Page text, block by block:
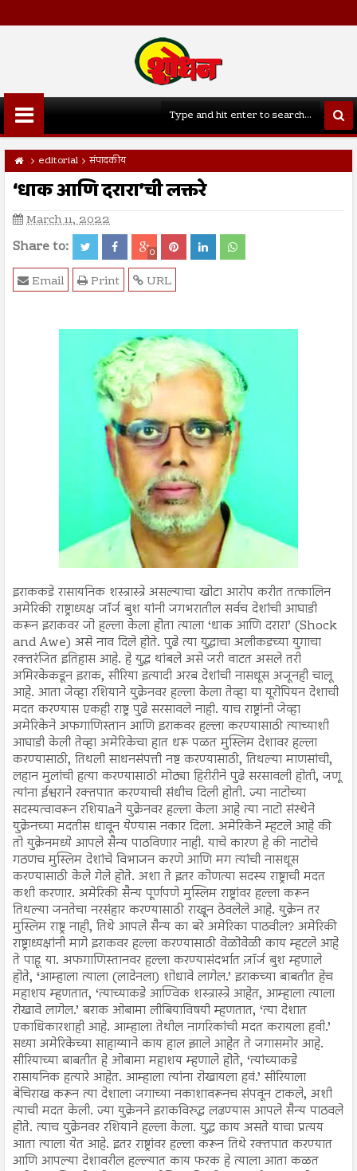
editorial संपादकीय
‘धाक आणि दरारा’ची लक्तरे
March 11, 2022
Share to: 0
URL
Print
Email
इराककडे रासायनिक शस्त्रास्त्रे असल्याचा खोटा आरोप करीत तत्कालिन
अमेरिकी राष्ट्राध्यक्ष जॉर्ज बुश यांनी जगभरातील सर्वच देशांची आघाडी
करून इराकवर जो हल्ला केला होता त्याला ‘धाक आणि दरारा’ (Shock
and Awe) असे नाव दिले होते. पुढे त्या युद्धाचा अलीकडच्या युगाचा
रक्तरंजित इतिहास आहे. हे युद्ध थांबले असे जरी वाटत असले तरी
अमिरकेकडून इराक, सीरिया इत्यादी अरब देशांची नासधूस अजूनही चालू
आहे. आता जेव्हा रशियाने युक्रेनवर हल्ला केला तेव्हा या यूरोपियन देशाची
मदत करण्यास एकही राष्ट्र पुढे सरसावले नाही. याच राष्ट्रांनी जेव्हा
अमेरिकेने अफगाणिस्तान आणि इराकवर हल्ला करण्यासाठी त्याच्याशी
आघाडी केली तेव्हा अमेरिकेचा हात धरू पळत मुस्लिम देशावर हल्ला
करण्यासाठी, तिथली साधनसंपत्ती नष्ट करण्यासाठी, तिथल्या माणसांची,
लहान मुलांची हत्या करण्यासाठी मोठ्या हिरीरीने पुढे सरसावली होती, जणू
त्यांना ईश्वराने रक्तपात करण्याची संधीच दिली होती. ज्या नाटोच्या
सदस्यत्वावरून रशियाaने युक्रेनवर हल्ला केला आहे त्या नाटो संस्थेने
युक्रेनच्या मदतीस धावून येण्यास नकार दिला. अमेरिकेने म्हटले आहे की
तो युक्रेनमध्ये आपले सैन्य पाठविणार नाही. याचे कारण हे की नाटोचे
गठणच मुस्लिम देशांचे विभाजन करणे आणि मग त्यांची नासधूस
करण्यासाठी केले गेले होते. अशा ते इतर कोणत्या सदस्य राष्ट्राची मदत
कशी करणार. अमेरिकी सैन्य पूर्णपणे मुस्लिम राष्ट्रांवर हल्ला करून
तिथल्या जनतेचा नरसंहार करण्यासाठी राखून ठेवलेले आहे. युक्रेन तर
मुस्लिम राष्ट्र नाही, तिथे आपले सैन्य का बरे अमेरिका पाठवील? अमेरिकी
राष्ट्राध्यक्षांनी मागे इराकवर हल्ला करण्यासाठी वेळोवेळी काय म्हटले आहे
ते पाहू या. अफगाणिस्तानवर हल्ला करण्यासंदर्भात ज़ॉर्ज बुश म्हणाले
होते, ‘आम्हाला त्याला (लादेनला) शोधावे लागेल.’ इराकच्या बाबतीत हेच
महाशय म्हणतात, ‘त्याच्याकडे आण्विक शस्त्रास्त्रे आहेत, आम्हाला त्याला
रोखावे लागेल.’ बराक ओबामा लीबियाविषयी म्हणतात, ‘त्या देशात
एकाधिकारशाही आहे. आम्हाला तेथील नागरिकांची मदत करायला हवी.’
सध्या अमेरिकेच्या साहाय्याने काय हाल झाले आहेत ते जगासमोर आहे.
सीरियाच्या बाबतीत हे ओबामा महाशय म्हणाले होते, ‘त्यांच्याकडे
रासायनिक हत्यारे आहेत. आम्हाला त्यांना रोखायला हवं.’ सीरियाला
बेचिराख करून त्या देशाला जगाच्या नकाशावरूनच संपवून टाकले, अशी
त्याची मदत केली. ज्या युक्रेनने इराकविरुद्ध लढण्यास आपले सैन्य पाठवले
होते. त्याच युक्रेनवर रशियाने हल्ला केला. युद्ध काय असते याचा प्रत्यय
आता त्याला येत आहे. इतर राष्ट्रांवर हल्ला करून तिथे रक्तपात करण्यात
आणि आपल्या देशावरील हल्ल्यात काय फरक हे त्याला आता कळत